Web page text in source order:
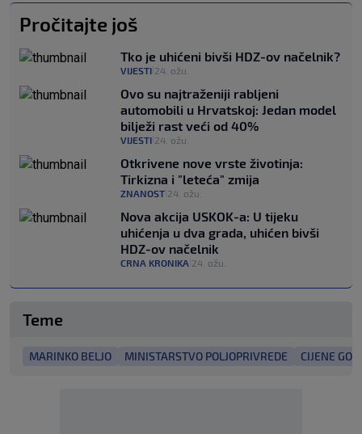
Pročitajte još
Tko je uhićeni bivši HDZ-ov načelnik?
VIJESTI 24. ožu.
Ovo su najtraženiji rabljeni
automobili u Hrvatskoj: Jedan model
bilježi rast veći od 40%
VIJESTI 24. ožu.
Otkrivene nove vrste životinja:
Tirkizna i "leteća" zmija
ZNANOST 24. ožu.
Nova akcija USKOK-a: U tijeku
uhićenja u dva grada, uhićen bivši
HDZ-ov načelnik
CRNA KRONIKA 24. ožu.
Teme
MARINKO BELJO MINISTARSTVO POLJOPRIVREDE CIJENE